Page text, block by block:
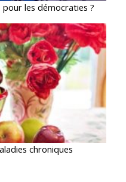
les démocraties ?
chroniques